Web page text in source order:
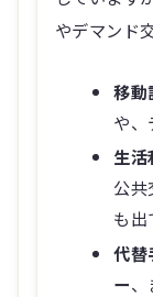
やデマンド
移動
や、
生活
公共
も出
代替
ー